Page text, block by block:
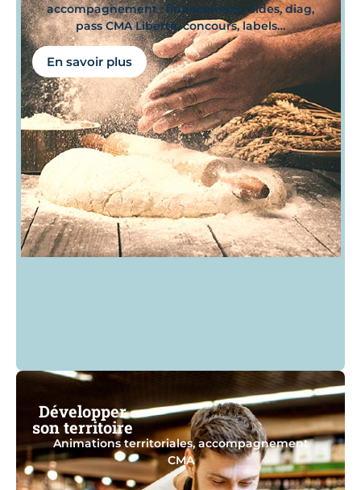
accompagnement : financement, aides, diag,
pass CMA Liberté, concours, labels…
En savoir plus
Développer
son territoire
Animations territoriales, accompagnement
CMA